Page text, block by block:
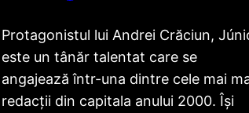
Protagonistul lui Andrei Crăciun,
este un tânăr talentat care se
angajează într-una dintre cele mai
redacții din capitala anului 2000. Își